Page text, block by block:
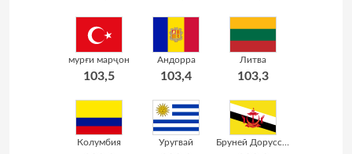
мурғи марҷон
103,5
Андорра
103,4
Литва
103,3
Колумбия Уругвай